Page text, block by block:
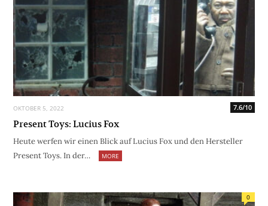
OKTOBER 5, 2022 7.6/10
Present Toys: Lucius Fox
Heute werfen wir einen Blick auf Lucius Fox und den Hersteller
Present Toys. In der…
MORE
0